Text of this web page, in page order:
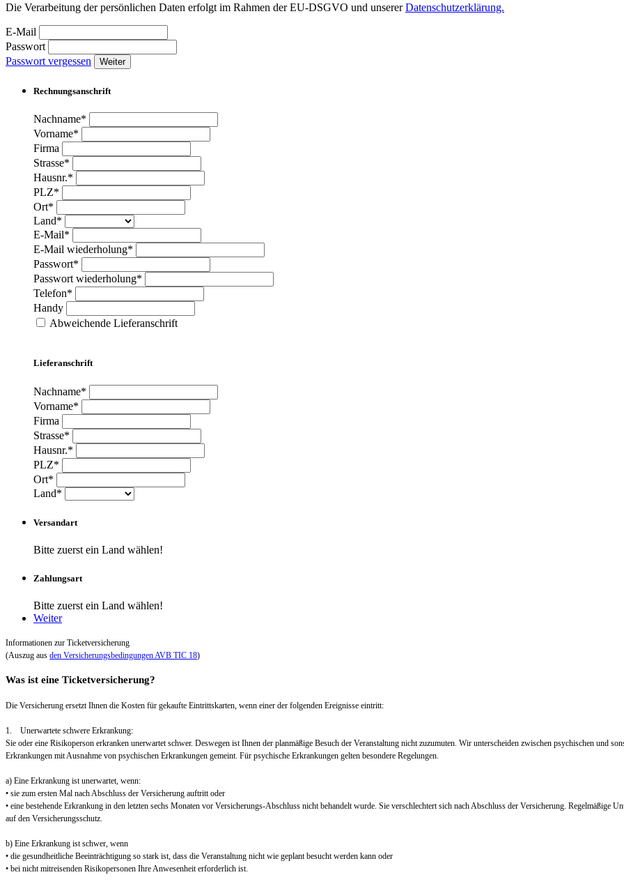
Die Verarbeitung der persönlichen Daten erfolgt im Rahmen der EU-DSGVO und unsererDatenschutzerklärung.
E-Mail
Passwort
Passwort vergessen
Weiter
Rechnungsanschrift
Nachname*
Vorname*
Firma
Strasse*
Hausnr.*
PLZ*
Ort*
Land*
E-Mail*
E-Mail wiederholung*
Passwort*
Passwort wiederholung*
Telefon*
Handy
Abweichende Lieferanschrift
Lieferanschrift
Nachname*
Vorname*
Firma
Strasse*
Hausnr.*
PLZ*
Ort*
Land*
Versandart
Bitte zuerst ein Land wählen!
Zahlungsart
Bitte zuerst ein Land wählen!
Weiter
Informationen zur Ticketversicherung
(Auszug aus den Versicherungsbedingungen AVB TIC 18)
Was ist eine Ticketversicherung?
Die Versicherung ersetzt Ihnen die Kosten für gekaufte Eintrittskarten, wenn einer der folgenden Ereignisse eintritt:
1. Unerwartete schwere Erkrankung:
Sie oder eine Risikoperson erkranken unerwartet schwer. Deswegen ist Ihnen der planmäßige Besuch der Veranstaltung nicht zuzumuten. Wir unterscheiden zwischen psychischen und
Erkrankungen mit Ausnahme von psychischen Erkrankungen gemeint. Für psychische Erkrankungen gelten besondere Regelungen.
a) Eine Erkrankung ist unerwartet, wenn:
• sie zum ersten Mal nach Abschluss der Versicherung auftritt oder
• eine bestehende Erkrankung in den letzten sechs Monaten vor Versicherungs-Abschluss nicht behandelt wurde. Sie verschlechtert sich nach Abschluss der Versicherung. Regelmäßige
auf den Versicherungsschutz.
b) Eine Erkrankung ist schwer, wenn
• die gesundheitliche Beeinträchtigung so stark ist, dass die Veranstaltung nicht wie geplant besucht werden kann oder
• bei nicht mitreisenden Risikopersonen Ihre Anwesenheit erforderlich ist.